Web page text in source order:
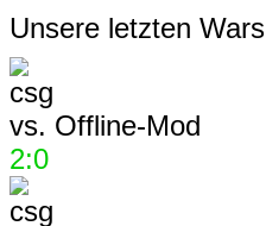
Unsere letzten Wars
vs. Offline-Mod
2:0